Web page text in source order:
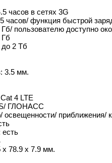
часов в сетях 3G
часов/ функция быстрой
пользователю доступно
Гб
до 2 Тб
3.5 мм.
4 LTE
ГЛОНАСС
освещенности/ приближения/
есть
78.9 x 7.9 мм.